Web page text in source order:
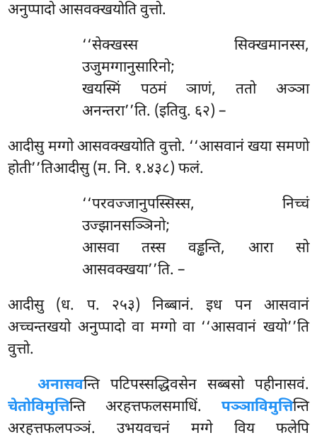
अनुप्पादो आसवक्खयोति वुत्तो.
‘‘सेक्खस्स सिक्खमानस्स,
उजुमग्गानुसारिनो;
खयस्मिं पठमं ञाणं, ततो अञ्ञा
अनन्तरा’’ति. (इतिवु. ६२) –
आदीसुमग्गो आसवक्खयोति वुत्तो. ‘‘आसवानं खया समणो
होती’’तिआदीसु (म. नि. १.४३८) फलं.
‘‘परवज्जानुपस्सिस्स, निच्चं
उज्झानसञ्ञिनो;
आसवा तस्स वड्ढन्ति, आरा सो
आसवक्खया’’ति. –
आदीसु (ध. प. २५३) निब्बानं. इध पन आसवानं
अच्चन्तखयो अनुप्पादो वा मग्गो वा ‘‘आसवानं खयो’’ति
वुत्तो.
अनासवन्ति पटिपस्सद्धिवसेन सब्बसो पहीनासवं.
चेतोविमुत्तिन्ति अरहत्तफलसमाधिं. पञ्ञाविमुत्तिन्ति
अरहत्तफलपञ्ञं. उभयवचनं मग्गे विय फलेपि